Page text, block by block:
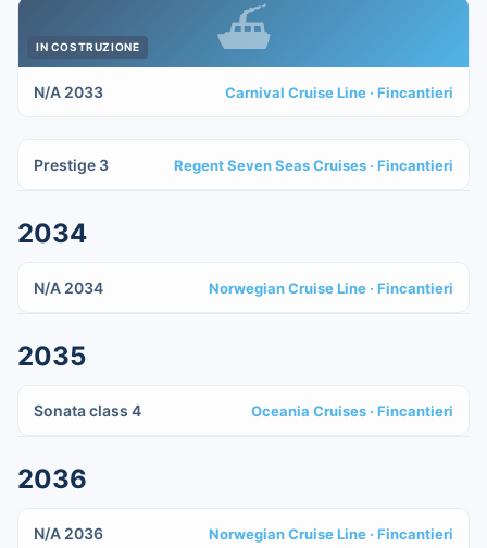
⛴
IN COSTRUZIONE
N/A 2033 Carnival Cruise Line · Fincantieri
Prestige 3 Regent Seven Seas Cruises · Fincantieri
2034
IN COSTRUZIONE
N/A 2034 Norwegian Cruise Line · Fincantieri
2035
IN COSTRUZIONE
Sonata class 4 Oceania Cruises · Fincantieri
2036
IN COSTRUZIONE
N/A 2036 Norwegian Cruise Line · Fincantieri